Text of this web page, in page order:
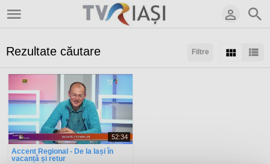
Filtre
Rezultate căutare
Sortaţi după:
52:34
Accent Regional - De la Iași în
vacanță și retur